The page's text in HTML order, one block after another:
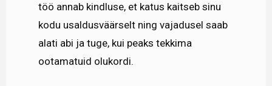
töö annab kindluse, et katus kaitseb sinu
kodu usaldusväärselt ning vajadusel saab
alati abi ja tuge, kui peaks tekkima
ootamatuid olukordi.